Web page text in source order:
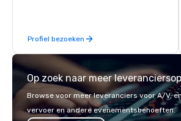
Profiel bezoeken
Op zoek naar meer
Browse voor meer leveranciers voor A/V,
vervoer en andere evenementsbehoeften.